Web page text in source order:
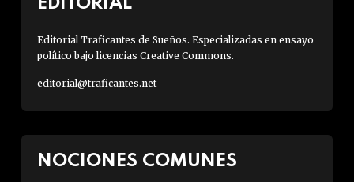
EDITORIAL
Editorial Traficantes de Sueños. Especializadas en ensayo
político bajo licencias Creative Commons.
editorial@traficantes.net
NOCIONES COMUNES